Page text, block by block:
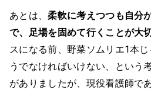
あとは、柔軟に考えつつも自分
で、足場を固めて行くことが大
スになる前、野菜ソムリエ1本
うでなければいけない、という
がありましたが、現役看護師で